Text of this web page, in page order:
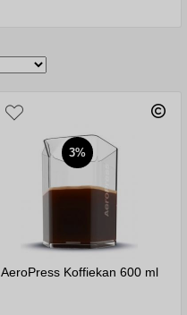
3%
AeroPress Koffiekan 600 ml